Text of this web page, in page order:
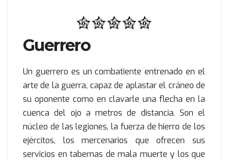
Guerrero
Un guerrero es un combatiente entrenado en el
arte de la guerra, capaz de aplastar el cráneo de
su oponente como en clavarle una flecha en la
cuenca del ojo a metros de distancia. Son el
núcleo de las legiones, la fuerza de hierro de los
ejércitos, los mercenarios que ofrecen sus
servicios en tabernas de mala muerte y los que